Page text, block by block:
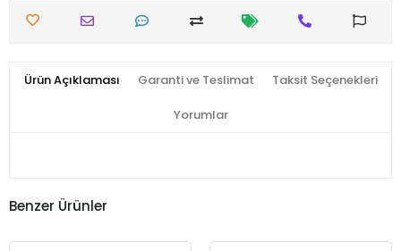
Ürün Açıklaması Garanti ve Teslimat Taksit Seçenekleri
Yorumlar
Benzer Ürünler